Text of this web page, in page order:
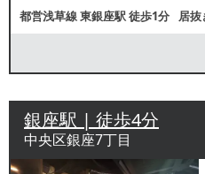
都営浅草線東銀座駅徒歩1分 居抜
銀座駅 | 徒歩4分
中央区銀座7丁目